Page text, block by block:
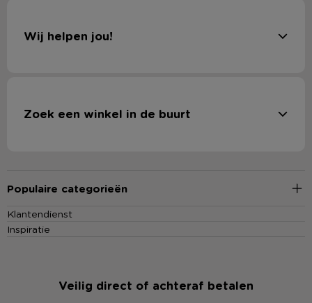
Wij helpen jou!
Zoek een winkel in de buurt
Populaire categorieën
Klantendienst
Inspiratie
Veilig direct of achteraf betalen